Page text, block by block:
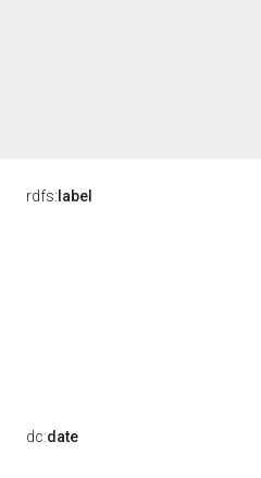
rdfs: label
dc:date